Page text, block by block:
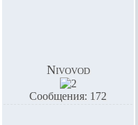
Nivovod
Сообщения: 172